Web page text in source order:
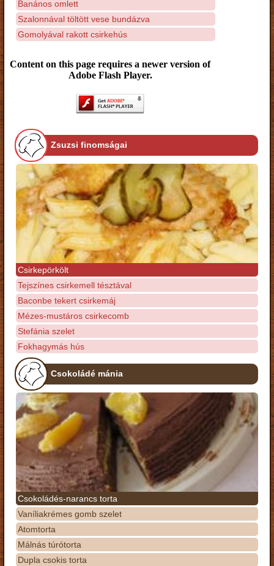
Banános omlett
Szalonnával töltött vese bundázva
Gomolyával rakott csirkehús
Content on this page requires a newer version of
Adobe Flash Player.
Zsuzsi finomságai
Csirkepörkölt
Tejszínes csirkemell tésztával
Baconbe tekert csirkemáj
Mézes-mustáros csirkecomb
Stefánia szelet
Fokhagymás hús
Csokoládé mánia
Csokoládés-narancs torta
Vaníliakrémes gomb szelet
Atomtorta
Málnás túrótorta
Dupla csokis torta